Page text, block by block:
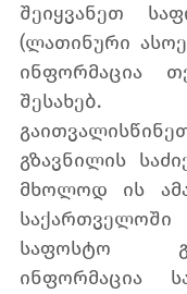
შეიყვანეთ
(ლათინური
ინფორმაცია
შესახებ.
გზავნილის
მხოლოდ ის
საფოსტო
ინფორმაცია